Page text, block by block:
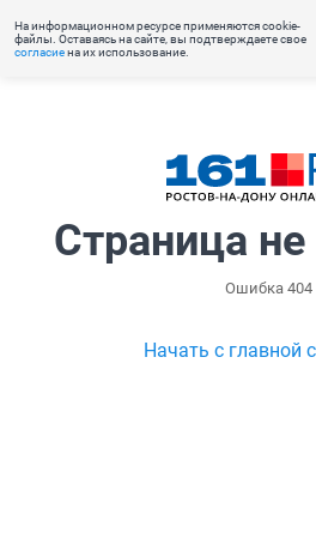
На информационном ресурсе применяются cookie-
файлы. Оставаясь на сайте, вы подтверждаете свое
согласиена их использование.
Страница
Ошибка 404
Начать с главной